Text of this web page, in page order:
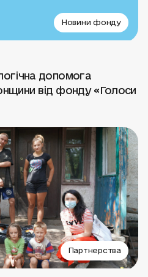
Новини фонду
допомога
від фонду «Голоси
Партнерства